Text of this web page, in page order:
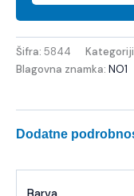
Šifra: 5844
Blagovna znamka: NO1
Dodatne